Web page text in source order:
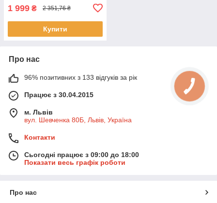
1 999 ₴ 2 351,76 ₴
Купити
Про нас
96% позитивних з 133 відгуків за рік
Працює з 30.04.2015
м. Львів
вул. Шевченка 80Б, Львів, Україна
Контакти
Сьогодні працює з 09:00 до 18:00
Показати весь графік роботи
Про нас